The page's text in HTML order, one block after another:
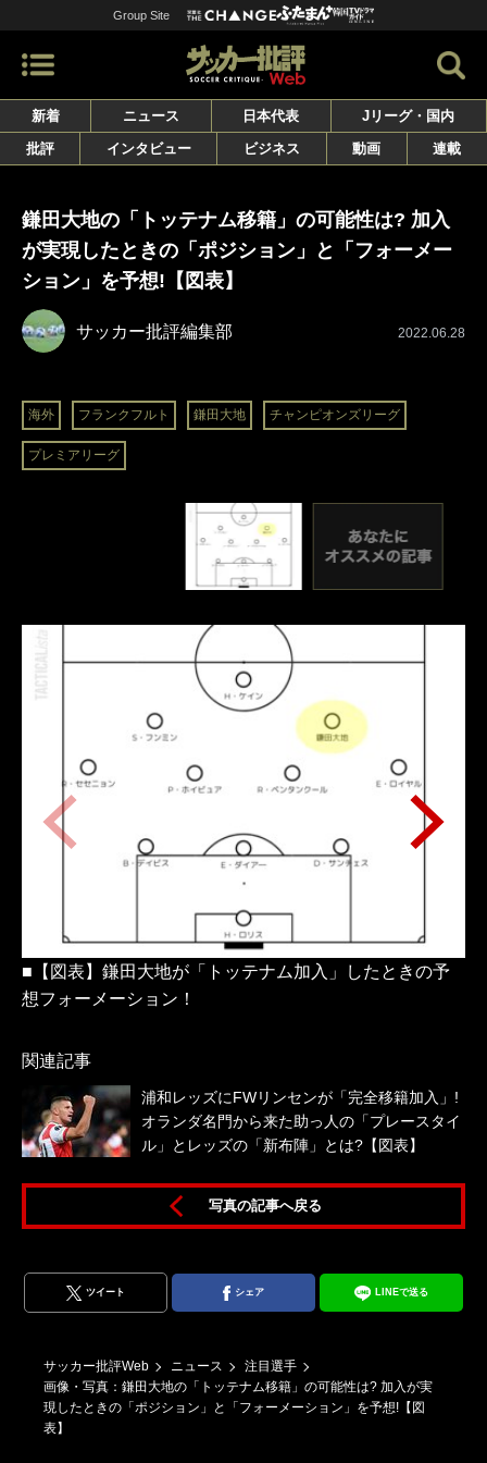
Group Site
新着 ニュース 日本代表
Jリーグ・国内
批評
インタビュー ビジネス 動画 連載
鎌田大地の「トッテナム移籍」の可能性は? 加入
が実現したときの「ポジション」と「フォーメー
ション」を予想!【図表】
サッカー批評編集部 2022.06.28
海外 フランクフルト 鎌田大地 チャンピオンズリーグ
プレミアリーグ
■【図表】鎌田大地が「トッテナム加入」したときの予
想フォーメーション！
関連記事
浦和レッズにFWリンセンが「完全移籍加入」!
オランダ名門から来た助っ人の「プレースタイ
ル」とレッズの「新布陣」とは?【図表】
写真の記事へ戻る
ツイート シェア LINEで送る
サッカー批評Web ニュース
注目選手
画像・写真：鎌田大地の「トッテナム移籍」の可能性は? 加入が実
現したときの「ポジション」と「フォーメーション」を予想!【図
表】